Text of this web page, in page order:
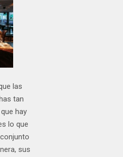
las
tan
hay
lo que
sus